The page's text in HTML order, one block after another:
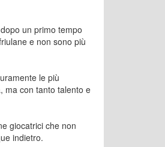
un primo tempo
e non sono più
le più
ma con tanto talento e
giocatrici che non
indietro.